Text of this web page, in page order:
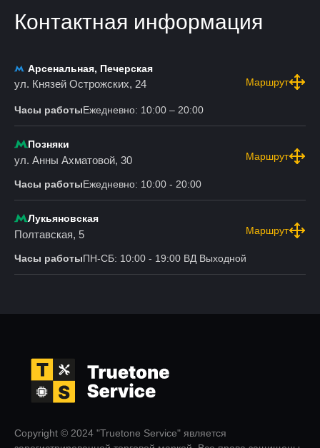
Контактная информация
Арсенальная, Печерская
ул. Князей Острожских, 24 Маршрут
Часы работыЕжедневно: 10:00 – 20:00
Позняки
ул. Анны Ахматовой, 30 Маршрут
Часы работыЕжедневно: 10:00 - 20:00
Лукьяновская
Полтавская, 5 Маршрут
Часы работыПН-СБ: 10:00 - 19:00 ВД Выходной
Copyright © 2024 "Truetone Service" является